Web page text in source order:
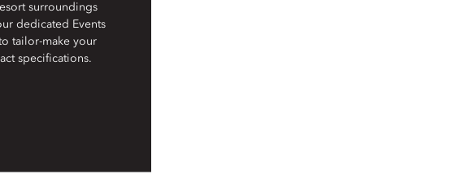
surroundings
dedicated Events
tailor-make your
specifications.